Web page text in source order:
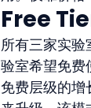
Free
所有三家实
验室希望免费
免费层级的